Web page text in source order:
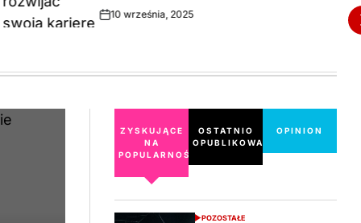
Opublikowane
10 września, 2025
ZYSKUJĄCE
NA
POPULARNOŚCI
OSTATNIO
OPUBLIKOWANE
OPINION
POZOSTAŁE